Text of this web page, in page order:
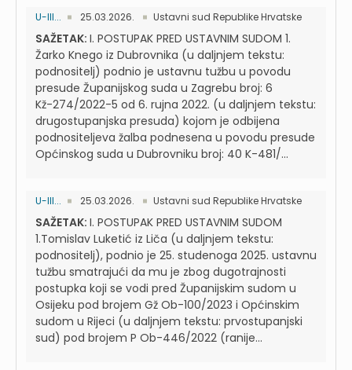
U-III... 25.03.2026. Ustavni sud Republike Hrvatske
SAŽETAK: I. POSTUPAK PRED USTAVNIM SUDOM 1.
Žarko Knego iz Dubrovnika (u daljnjem tekstu:
podnositelj) podnio je ustavnu tužbu u povodu
presude Županijskog suda u Zagrebu broj: 6
Kž-274/2022-5 od 6. rujna 2022. (u daljnjem tekstu:
drugostupanjska presuda) kojom je odbijena
podnositeljeva žalba podnesena u povodu presude
Općinskog suda u Dubrovniku broj: 40 K-481/...
U-III... 25.03.2026. Ustavni sud Republike Hrvatske
SAŽETAK: I. POSTUPAK PRED USTAVNIM SUDOM
1.Tomislav Luketić iz Liča (u daljnjem tekstu:
podnositelj), podnio je 25. studenoga 2025. ustavnu
tužbu smatrajući da mu je zbog dugotrajnosti
postupka koji se vodi pred Županijskim sudom u
Osijeku pod brojem Gž Ob-100/2023 i Općinskim
sudom u Rijeci (u daljnjem tekstu: prvostupanjski
sud) pod brojem P Ob-446/2022 (ranije...